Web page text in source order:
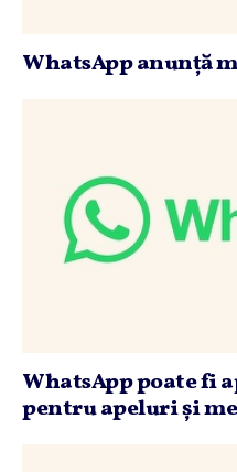
WhatsApp anunţă
WhatsApp poate fi
pentru apeluri şi